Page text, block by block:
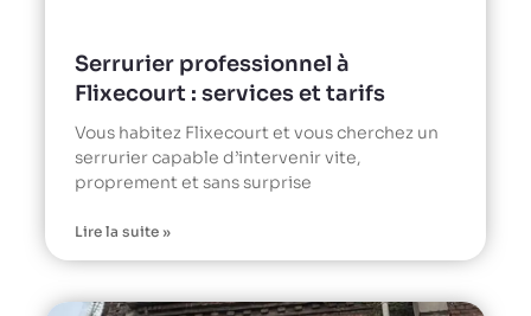
Serrurier professionnel à
Flixecourt : services et tarifs
Vous habitez Flixecourt et vous cherchez un
serrurier capable d’intervenir vite,
proprement et sans surprise
Lire la suite »